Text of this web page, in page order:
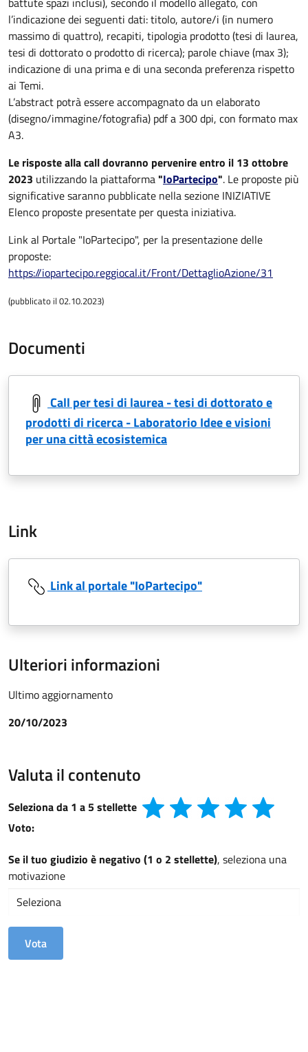
l’indicazione dei seguenti dati: titolo, autore/i (in numero
massimo di quattro), recapiti, tipologia prodotto (tesi di laurea,
tesi di dottorato o prodotto di ricerca); parole chiave (max 3);
indicazione di una prima e di una seconda preferenza rispetto
ai Temi.
L’abstract potrà essere accompagnato da un elaborato
(disegno/immagine/fotografia) pdf a 300 dpi, con formato max
A3.
Le risposte alla call dovranno pervenire entro il 13 ottobre
2023 utilizzando la piattaforma"IoPartecipo". Le proposte più
significative saranno pubblicate nella sezione INIZIATIVE
Elenco proposte presentate per questa iniziativa.
Link al Portale "IoPartecipo", per la presentazione delle
proposte:
https://iopartecipo.reggiocal.it/Front/DettaglioAzione/31
(pubblicato il 02.10.2023)
Documenti
Call per tesi di laurea - tesi di dottorato e
prodotti di ricerca - Laboratorio Idee e visioni
per una città ecosistemica
Link
Link al portale "IoPartecipo"
Ulteriori informazioni
Ultimo aggiornamento
20/10/2023
Valuta il contenuto
Seleziona da 1 a 5 stellette
Voto:
Se il tuo giudizio è negativo (1 o 2 stellette), seleziona una
motivazione